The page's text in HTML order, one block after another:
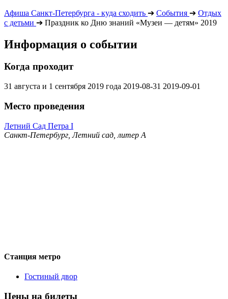
Афиша Санкт-Петербурга - куда сходить ➔ События ➔ Отдых
с детьми ➔ Праздник ко Дню знаний «Музеи — детям» 2019
Информация о событии
Когда проходит
31 августа и 1 сентября 2019 года 2019-08-31 2019-09-01
Место проведения
Летний Сад Петра I
Санкт-Петербург, Летний сад, литер А
Станция метро
Гостиный двор
Цены на билеты